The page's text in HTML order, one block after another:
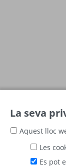
La seva
Aquest lloc
Les
Es pot